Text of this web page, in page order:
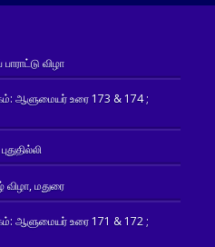
விழா
ஆளுமையர் உரை 173 & 174 ;
மதுரை
ஆளுமையர் உரை 171 & 172 ;